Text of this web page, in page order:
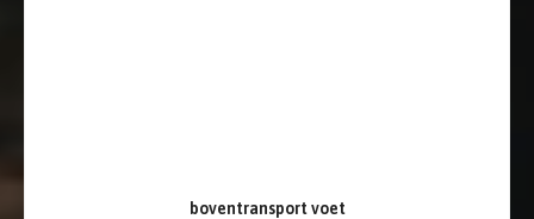
boventransport voet